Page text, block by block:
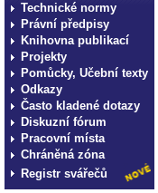
Technické normy
Právní předpisy
Knihovna publikací
Projekty
Pomůcky, Učební texty
Odkazy
Často kladené dotazy
Diskuzní fórum
Pracovní místa
Chráněná zóna
Registr svářečů